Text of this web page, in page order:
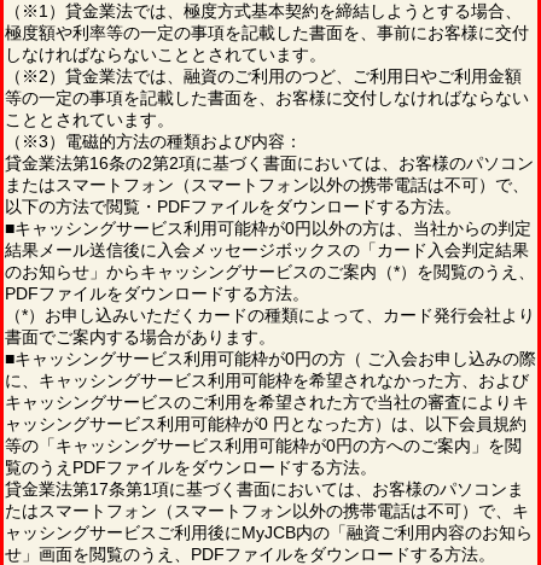
（※1）貸金業法では、極度方式基本契約を締結しようとする場合、
極度額や利率等の一定の事項を記載した書面を、事前にお客様に交付
しなければならないこととされています。
（※2）貸金業法では、融資のご利用のつど、ご利用日やご利用金額
等の一定の事項を記載した書面を、お客様に交付しなければならない
こととされています。
（※3）電磁的方法の種類および内容：
貸金業法第16条の2第2項に基づく書面においては、お客様のパソコン
またはスマートフォン（スマートフォン以外の携帯電話は不可）で、
以下の方法で閲覧・PDFファイルをダウンロードする方法。
■キャッシングサービス利用可能枠が0円以外の方は、当社からの判定
結果メール送信後に入会メッセージボックスの「カード入会判定結果
のお知らせ」からキャッシングサービスのご案内（*）を閲覧のうえ、
PDFファイルをダウンロードする方法。
（*）お申し込みいただくカードの種類によって、カード発行会社より
書面でご案内する場合があります。
■キャッシングサービス利用可能枠が0円の方（ ご入会お申し込みの際
に、キャッシングサービス利用可能枠を希望されなかった方、および
キャッシングサービスのご利用を希望された方で当社の審査によりキ
ャッシングサービス利用可能枠が0 円となった方）は、以下会員規約
等の「キャッシングサービス利用可能枠が0円の方へのご案内」を閲
覧のうえPDFファイルをダウンロードする方法。
貸金業法第17条第1項に基づく書面においては、お客様のパソコンま
たはスマートフォン（スマートフォン以外の携帯電話は不可）で、キ
ャッシングサービスご利用後にMyJCB内の「融資ご利用内容のお知ら
せ」画面を閲覧のうえ、PDFファイルをダウンロードする方法。